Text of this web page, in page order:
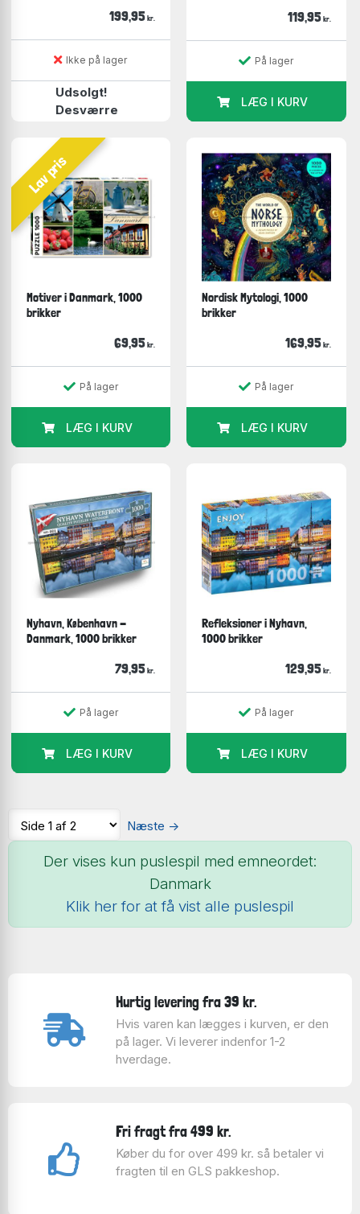
199,95 kr.
Ikke på lager
Udsolgt!
Desværre
119,95 kr.
På lager
LÆG I KURV
Lav pris
Motiver i Danmark, 1000
brikker
69,95 kr.
På lager
LÆG I KURV
Nordisk Mytologi, 1000
brikker
169,95 kr.
På lager
LÆG I KURV
Nyhavn, København -
Danmark, 1000 brikker
79,95 kr.
På lager
LÆG I KURV
Refleksioner i Nyhavn,
1000 brikker
129,95 kr.
På lager
LÆG I KURV
Næste →
Der vises kun puslespil med emneordet:
Danmark
Klik her for at få vist alle puslespil
Hurtig levering fra 39 kr.
Hvis varen kan lægges i kurven, er den
på lager. Vi leverer indenfor 1-2
hverdage.
Fri fragt fra 499 kr.
Køber du for over 499 kr. så betaler vi
fragten til en GLS pakkeshop.